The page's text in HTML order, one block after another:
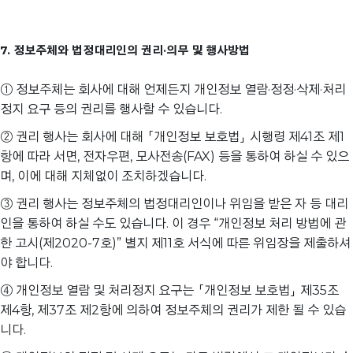
7. 정보주체와 법정대리인의 권리·의무 및 행사방법
① 정보주체는 회사에 대해 언제든지 개인정보 열람·정정·삭제·처리
정지 요구 등의 권리를 행사할 수 있습니다.
② 권리 행사는 회사에 대해 「개인정보 보호법」 시행령 제41조 제1
항에 따라 서면, 전자우편, 모사전송(FAX) 등을 통하여 하실 수 있으
며, 이에 대해 지체없이 조치하겠습니다.
③ 권리 행사는 정보주체의 법정대리인이나 위임을 받은 자 등 대리
인을 통하여 하실 수도 있습니다. 이 경우 “개인정보 처리 방법에 관
한 고시(제2020-7호)” 별지 제11호 서식에 따른 위임장을 제출하셔
야 합니다.
④ 개인정보 열람 및 처리정지 요구는 「개인정보 보호법」 제35조
제4항, 제37조 제2항에 의하여 정보주체의 권리가 제한 될 수 있습
니다.